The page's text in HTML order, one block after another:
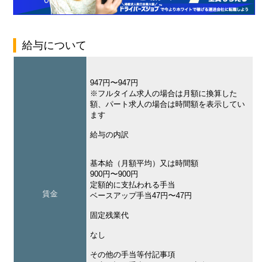
給与について
賃金
947円〜947円
※フルタイム求人の場合は月額に換算した
額、パート求人の場合は時間額を表示してい
ます
給与の内訳
基本給（月額平均）又は時間額
900円〜900円
定額的に支払われる手当
ベースアップ手当47円〜47円
固定残業代
なし
その他の手当等付記事項